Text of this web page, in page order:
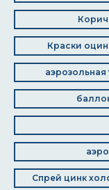
Краски
Спрей цинк